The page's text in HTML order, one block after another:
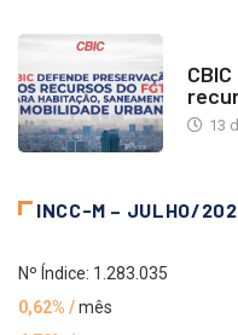
13
INCC-M – JULHO/
Nº Índice: 1.283.035
0,62% /mês